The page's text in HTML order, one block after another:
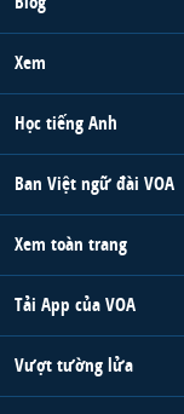
Xem
Học tiếng Anh
Ban Việt ngữ đài VOA
Xem toàn trang
Tải App của VOA
Vượt tường lửa